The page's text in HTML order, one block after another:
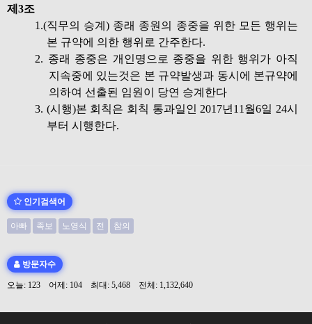
제3조
1.(직무의 승계) 종래 종원의 종중을 위한 모든 행위는
본 규약에 의한 행위로 간주한다.
2. 종래 종중은 개인명으로 종중을 위한 행위가 아직
지속중에 있는것은 본 규약발생과 동시에 본규약에
의하여 선출된 임원이 당연 승계한다
3. (시행)본 회칙은 회칙 통과일인 2017년11월6일 24시
부터 시행한다.
인기검색어
아빠 족보 노영식 전 참의
방문자수
오늘: 123 어제: 104 최대: 5,468 전체: 1,132,640